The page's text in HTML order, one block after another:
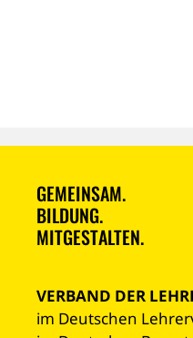
GEMEINSAM.
BILDUNG.
MITGESTALTEN.
VERBAND DER
im Deutschen